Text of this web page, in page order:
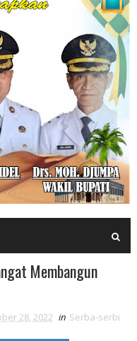
Membangun
28, 2022 in Serba-serbi